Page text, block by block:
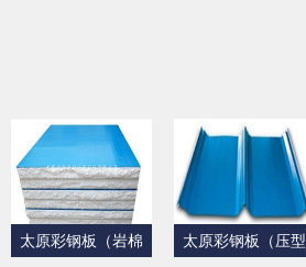
太原彩钢板（岩棉
太原彩钢板（压型